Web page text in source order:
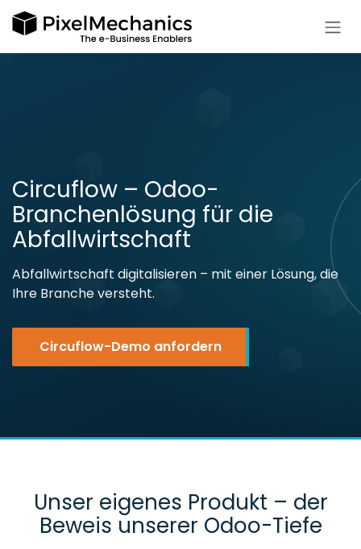
Zum Inhalt springen
Circuflow – Odoo-
Branchenlösung für die
Abfallwirtschaft
Abfallwirtschaft digitalisieren – mit einer Lösung, die
Ihre Branche versteht.
Circuflow-Demo anfordern
Unser eigenes Produkt – der
Beweis unserer Odoo-Tiefe